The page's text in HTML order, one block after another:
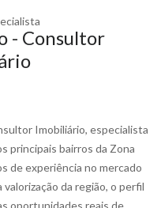
- Consultor
Imobiliário, especialista
principais bairros da Zona
de experiência no mercado
da região, o perfil
oportunidades reais de